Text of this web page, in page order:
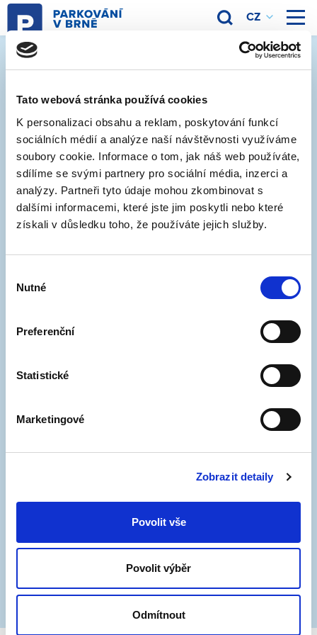
Tato webová stránka používá cookies
K personalizaci obsahu a reklam, poskytování funkcí
sociálních médií a analýze naší návštěvnosti využíváme
soubory cookie. Informace o tom, jak náš web používáte,
sdílíme se svými partnery pro sociální média, inzerci a
analýzy. Partneři tyto údaje mohou zkombinovat s
dalšími informacemi, které jste jim poskytli nebo které
získali v důsledku toho, že používáte jejich služby.
souhlasu
Nutné
Preferenční
Statistické
Marketingové
Zobrazit detaily
Povolit vše
Povolit výběr
Odmítnout
Značení v oblasti 1-15
(Dřevařská)
18. 5. 2020
Systém rezidentního parkování se od 3. srpna rozšíří
do oblastí 1-15 (Dřevařská), 3-01 (Staňkova) a 3-02
(Botanická).
Oblast Dřevařská měla být do parkovacího systému
V ulicích jako Bayerova, Hoppova nebo Dřevařská
budeme realizovat dopravní značení už na konci
května. Prosíme, respektujte dočasný zákaz stání,
dříve. Děkujeme.